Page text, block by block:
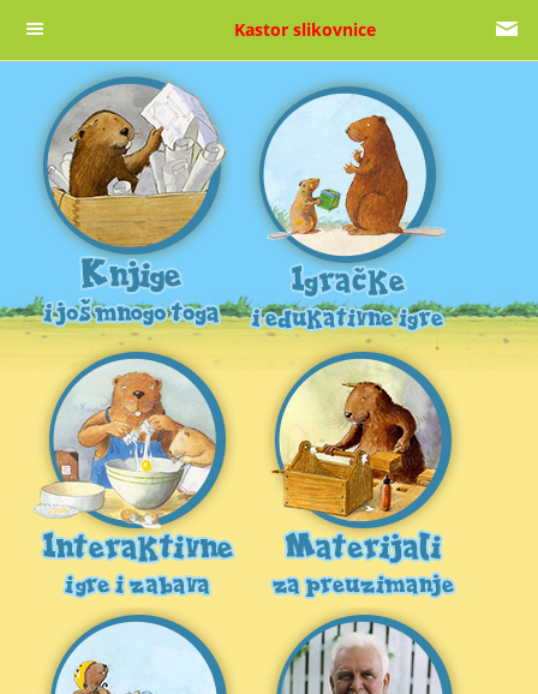
Naslovnica
O nama
Kontakt
O autorima
PRATITE NAS NA DRUŠTVENIM MREŽAMA!
Facebook
Google +
Twitter
Powered by WMD
Kastor slikovnice